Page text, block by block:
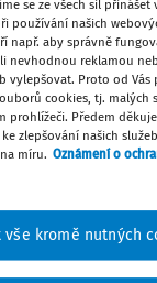
více informací
22
v oblasti
třetí Evropský
rizik
se ze všech sil
používání našich
např. aby správně
nevhodnou reklamou
vylepšovat. Proto od Vás
cookies, tj. malých
prohlížeči. Předem
zlepšování našich
míru. Oznámení o
vše kromě nutných